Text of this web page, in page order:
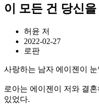
이 모든 건 당신을
허윤 저
2022-02-27
로판
사랑하는 남자 에이젠이
로아는 에이젠이 저와 결
있었다.